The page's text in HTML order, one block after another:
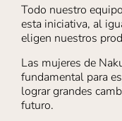
Todo nuestro
esta iniciativa, al
eligen nuestros
Las mujeres de
fundamental para
lograr grandes
futuro.